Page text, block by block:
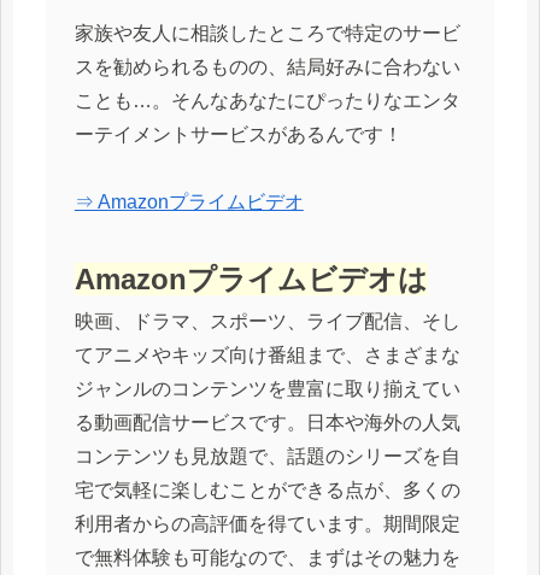
家族や友人に相談したところで特定のサービ
スを勧められるものの、結局好みに合わない
ことも…。そんなあなたにぴったりなエンタ
ーテイメントサービスがあるんです！
⇒ Amazonプライムビデオ
Amazonプライムビデオは
映画、ドラマ、スポーツ、ライブ配信、そし
てアニメやキッズ向け番組まで、さまざまな
ジャンルのコンテンツを豊富に取り揃えてい
る動画配信サービスです。日本や海外の人気
コンテンツも見放題で、話題のシリーズを自
宅で気軽に楽しむことができる点が、多くの
利用者からの高評価を得ています。期間限定
で無料体験も可能なので、まずはその魅力を